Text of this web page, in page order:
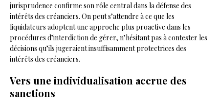
jurisprudence confirme son rôle central dans la défense des
intérêts des créanciers. On peut s’attendre à ce que les
liquidateurs adoptent une approche plus proactive dans les
procédures d’interdiction de gérer, n’hésitant pas à contester les
décisions qu’ils jugeraient insuffisamment protectrices des
intérêts des créanciers.
Vers une individualisation accrue des
sanctions